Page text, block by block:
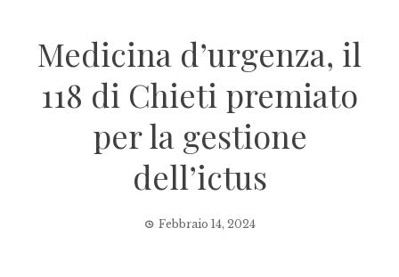
Medicina d’urgenza, il
118 di Chieti premiato
per la gestione
dell’ictus
Febbraio 14, 2024